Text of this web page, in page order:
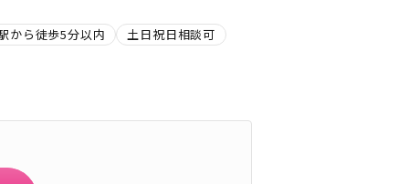
から徒歩5分以内 土日祝日相談可